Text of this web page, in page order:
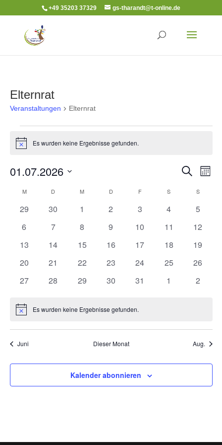
+49 35203 37329 gs-tharandt@t-online.de
Elternrat
Veranstaltungen Elternrat
HinweisEs wurden keine Ergebnisse gefunden.
und
Suche
Monat
01.07.2026
wählen.
Kalender
von
MMONTAG D DIENSTAGM MITTWOCH
DDONNERSTAG
FFREITAG S SAMSTAGS
0
29
0
30
0
1
0
2
0
3
0
4
0
5
0
6
0
7
0
8
0
9
0
10
0
11
0
12
0
13
0
14
0
15
0
16
0
17
0
18
0
19
0
20
0
21
0
22
0
23
0
24
0
25
0
26
0
27
0
28
0
29
0
30
0
31
0
1
0
2
HinweisEs wurden keine Ergebnisse gefunden.
Juni Dieser Monat Aug.
Kalender abonnieren